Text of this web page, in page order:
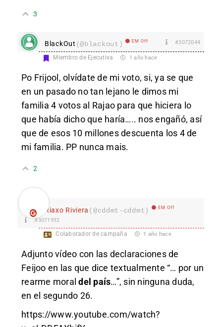
3
BlackOut (@blackout) EM Off #3072044
Miembro de Ejecutiva 1 año hace
Po Frijool, olvídate de mi voto, si, ya se que
en un pasado no tan lejano le dimos mi
familia 4 votos al Rajao para que hiciera lo
que había dicho que haría….. nos engañó, así
que de esos 10 millones descuenta los 4 de
mi familia. PP nunca mais.
2
Riaxo Riviera (@cddmt-cddmt) EM Off
#3071992
Colaborador de campaña 1 año hace
Adjunto vídeo con las declaraciones de
Feijoo en las que dice textualmente “… por un
rearme moraldel país…”, sin ninguna duda,
en el segundo 26.
https://www.youtube.com/watch?